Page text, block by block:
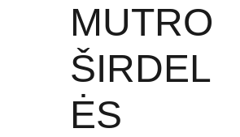
MUTRO
ŠIRDEL
ĖS